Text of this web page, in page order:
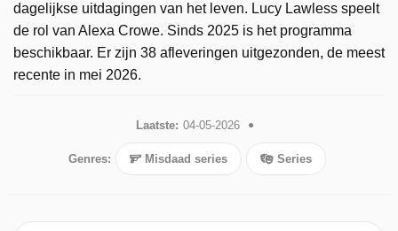
dagelijkse uitdagingen van het leven. Lucy Lawless speelt
de rol van Alexa Crowe. Sinds 2025 is het programma
beschikbaar. Er zijn 38 afleveringen uitgezonden, de meest
recente in mei 2026.
Laatste: 04-05-2026
Genres: Misdaad series Series